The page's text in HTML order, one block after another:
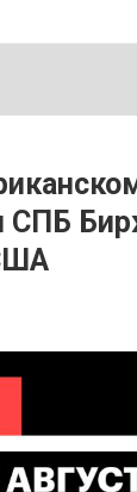
СПБ